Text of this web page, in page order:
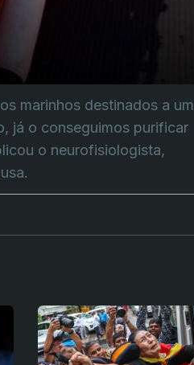
marinhos destinados a um
já o conseguimos purificar
o neurofisiologista,